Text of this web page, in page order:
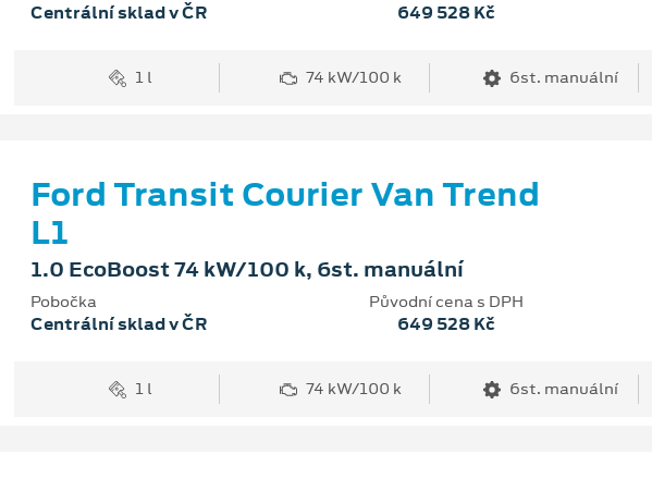
Centrální sklad v ČR 649 528 Kč
1 l 74 kW/100 k 6st. manuální
Ford Transit Courier Van Trend
L1
1.0 EcoBoost 74 kW/100 k, 6st. manuální
Pobočka
Centrální sklad v ČR
Původní cena s DPH
649 528 Kč
1 l 74 kW/100 k 6st. manuální